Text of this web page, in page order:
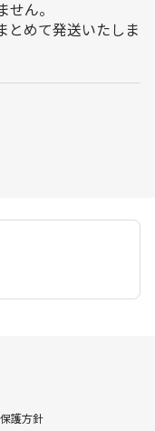
ん。
とめて発送いたしま
護方針